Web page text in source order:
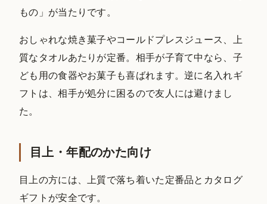
もの」が当たりです。
おしゃれな焼き菓子やコールドプレスジュース、上
質なタオルあたりが定番。相手が子育て中なら、子
ども用の食器やお菓子も喜ばれます。逆に名入れギ
フトは、相手が処分に困るので友人には避けまし
た。
目上・年配のかた向け
目上の方には、上質で落ち着いた定番品とカタログ
ギフトが安全です。